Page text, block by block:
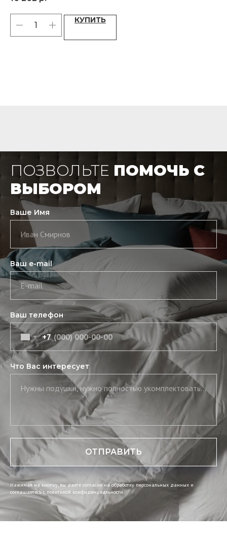
КУПИТЬ
ПОЗВОЛЬТЕ ПОМОЧЬ С
ВЫБОРОМ
Ваше Имя
Иван Смирнов
Ваш e-mail
E-mail
Ваш телефон
+7
Что Вас интересует
Нужны подушки, нужно полностью укомплектовать постель, нужны скатерть и салфетки
ОТПРАВИТЬ
Нажимая на кнопку, вы даете согласие на обработку персональных данных и
соглашаетесь c политикой конфиденциальности.